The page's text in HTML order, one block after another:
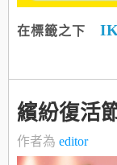
在標籤之下
繽紛復活
作者為 editor